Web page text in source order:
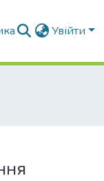
Увійти